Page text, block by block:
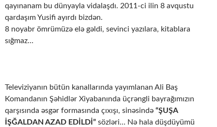
qayınanam bu dünyayla vidalaşdı. 2011-ci ilin 8 avqustu
qardaşım Yusifi ayırdı bizdən.
8 noyabr ömrümüzə elə gəldi, sevinci yazılara, kitablara
sığmaz…
Televiziyanın bütün kanallarında yayımlanan Ali Baş
Komandanın Şəhidlər Xiyabanında üçrəngli bayrağımızın
qarşısında əsgər formasında çıxışı, sinəsində “ŞUŞA
İŞĞALDAN AZAD EDİLDİ” sözləri… Nə hala düşdüyümü